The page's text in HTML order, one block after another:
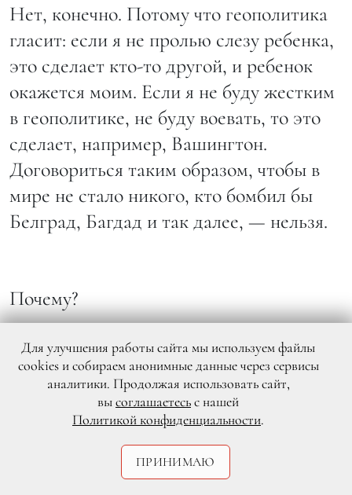
Нет, конечно. Потому что геополитика
гласит: если я не пролью слезу ребенка,
это сделает кто-то другой, и ребенок
окажется моим. Если я не буду жестким
в геополитике, не буду воевать, то это
сделает, например, Вашингтон.
Договориться таким образом, чтобы в
мире не стало никого, кто бомбил бы
Белград, Багдад и так далее, — нельзя.
Почему?
Невозможен мгновенный договор всех
со всеми. Любой договор — это
самоограничение сильного, а сильный
не хочет чувствовать себя ущемленным.
Вот у меня, допустим, есть пистолет, а у
вас его нет. И вы говорите: «А давайте,
Для улучшения работы сайта мы используем файлы
cookies и собираем анонимные данные через сервисы
аналитики. Продолжая использовать сайт,
высоглашаетесьс нашей
Политикой конфиденциальности.
ПРИНИМАЮ